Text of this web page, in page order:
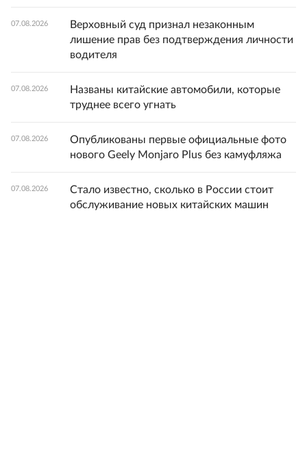
07.08.2026
Верховный суд признал незаконным
лишение прав без подтверждения личности
водителя
07.08.2026
Названы китайские автомобили, которые
труднее всего угнать
07.08.2026
Опубликованы первые официальные фото
нового Geely Monjaro Plus без камуфляжа
07.08.2026
Стало известно, сколько в России стоит
обслуживание новых китайских машин